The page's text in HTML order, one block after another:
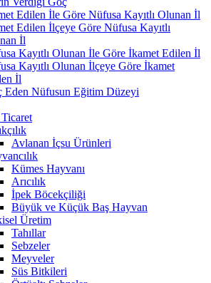
Edilen İle Göre Nüfusa Kayıtlı Olunan İl
Edilen İlçeye Göre Nüfusa Kayıtlı
İl
Kayıtlı Olunan İle Göre İkamet Edilen İl
Kayıtlı Olunan İlçeye Göre İkamet
İl
Eden Nüfusun Eğitim Düzeyi
Ticaret
Avlanan İçsu Ürünleri
Kümes Hayvanı
Arıcılık
İpek Böcekçiliği
Büyük ve Küçük Baş Hayvan
Üretim
Tahıllar
Sebzeler
Meyveler
Süs Bitkileri